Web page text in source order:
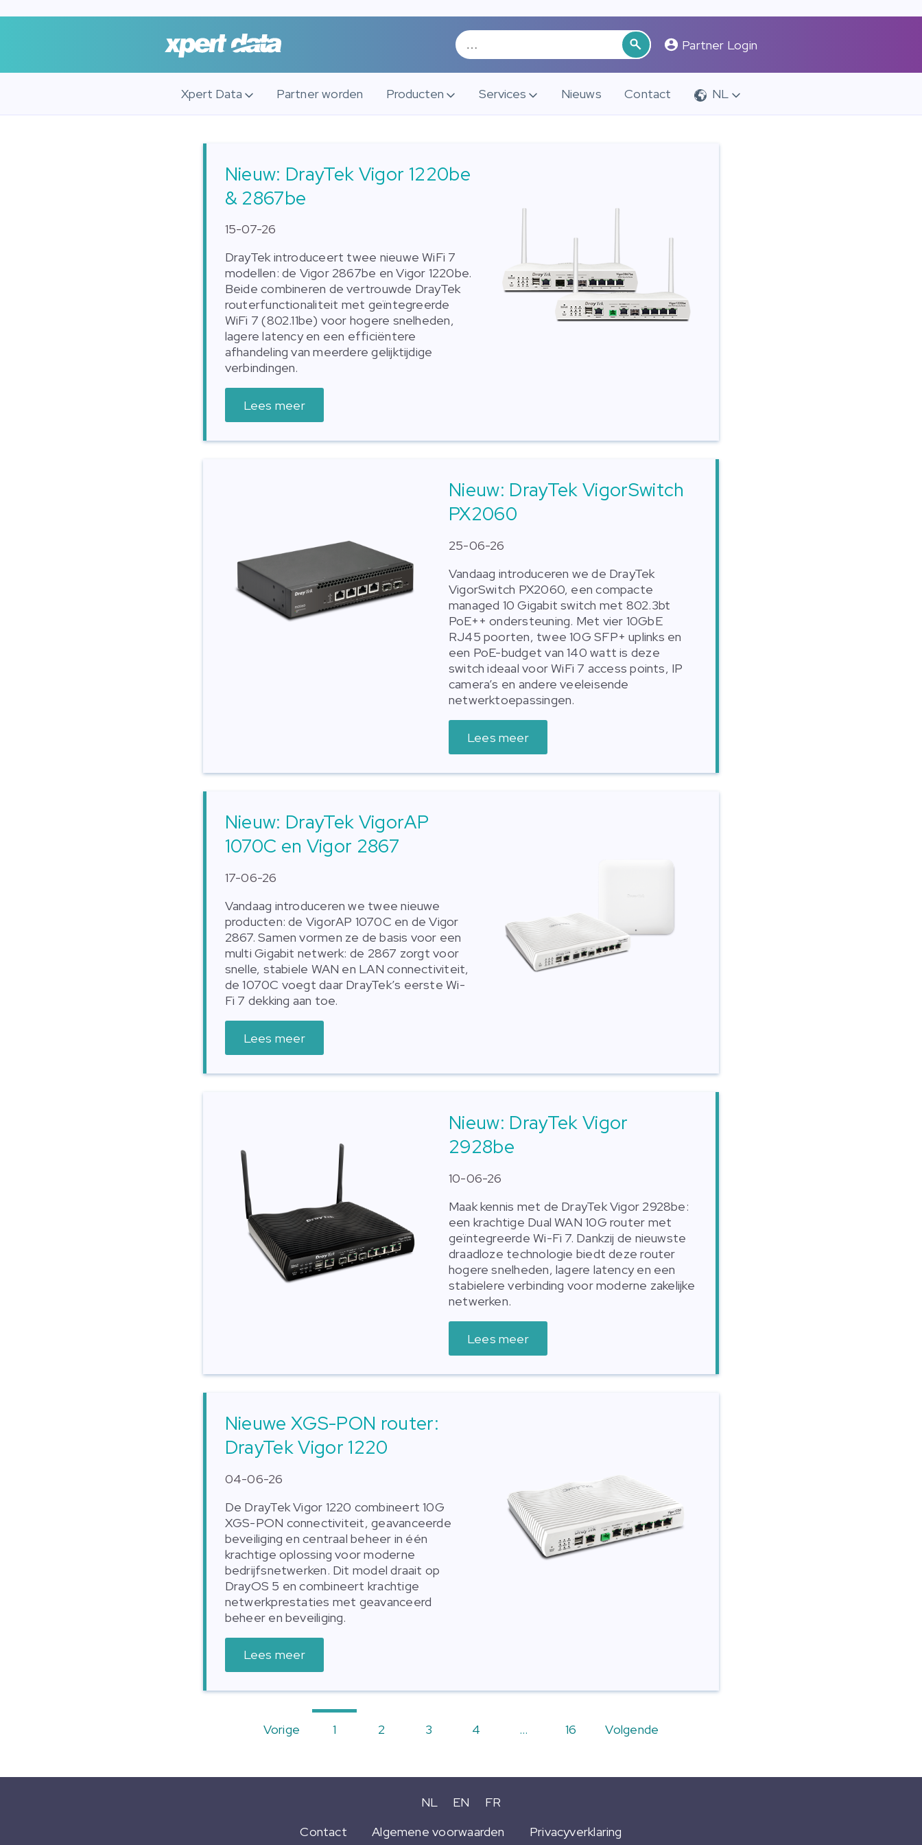
Partner Login
NL
Xpert Data Partner worden Producten Services Nieuws Contact
Nieuw: DrayTek Vigor 1220be
& 2867be
15-07-26
DrayTek introduceert twee nieuwe WiFi 7
modellen: de Vigor 2867be en Vigor 1220be.
Beide combineren de vertrouwde DrayTek
routerfunctionaliteit met geïntegreerde
WiFi 7 (802.11be) voor hogere snelheden,
lagere latency en een efficiëntere
afhandeling van meerdere gelijktijdige
verbindingen.
Lees meer
Nieuw: DrayTek VigorSwitch
PX2060
25-06-26
Vandaag introduceren we de DrayTek
VigorSwitch PX2060, een compacte
managed 10 Gigabit switch met 802.3bt
PoE++ ondersteuning. Met vier 10GbE
RJ45 poorten, twee 10G SFP+ uplinks en
een PoE-budget van 140 watt is deze
switch ideaal voor WiFi 7 access points, IP
camera’s en andere veeleisende
netwerktoepassingen.
Lees meer
Nieuw: DrayTek VigorAP
1070C en Vigor 2867
17-06-26
Vandaag introduceren we twee nieuwe
producten: de VigorAP 1070C en de Vigor
2867. Samen vormen ze de basis voor een
multi Gigabit netwerk: de 2867 zorgt voor
snelle, stabiele WAN en LAN connectiviteit,
de 1070C voegt daar DrayTek’s eerste Wi-
Fi 7 dekking aan toe.
Lees meer
Nieuw: DrayTek Vigor
2928be
10-06-26
Maak kennis met de DrayTek Vigor 2928be:
een krachtige Dual WAN 10G router met
geïntegreerde Wi-Fi 7. Dankzij de nieuwste
draadloze technologie biedt deze router
hogere snelheden, lagere latency en een
stabielere verbinding voor moderne zakelijke
netwerken.
Lees meer
Nieuwe XGS-PON router:
DrayTek Vigor 1220
04-06-26
De DrayTek Vigor 1220 combineert 10G
XGS-PON connectiviteit, geavanceerde
beveiliging en centraal beheer in één
krachtige oplossing voor moderne
bedrijfsnetwerken. Dit model draait op
DrayOS 5 en combineert krachtige
netwerkprestaties met geavanceerd
beheer en beveiliging.
Lees meer
Vorige 1 2 3 4 … 16 Volgende
NL EN
FR
Contact
Algemene voorwaarden Privacyverklaring